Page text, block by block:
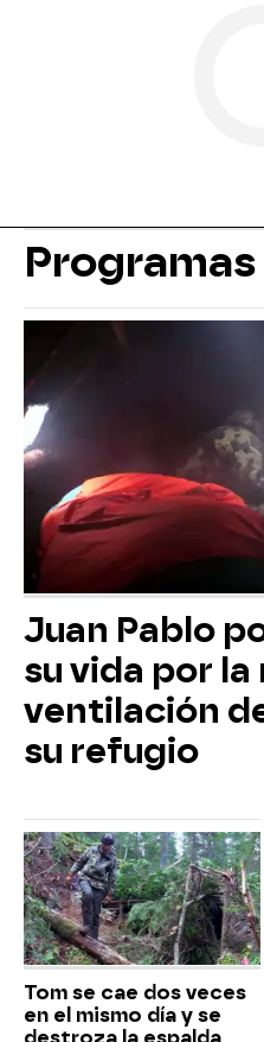
Programas
Juan Pablo
su vida por la
ventilación
su refugio
Tom se cae dos veces
en el mismo día y se